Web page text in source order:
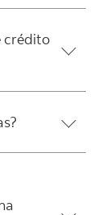
crédito